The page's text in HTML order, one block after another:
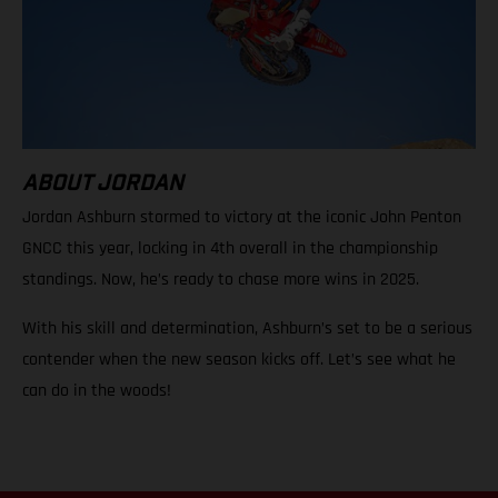
ABOUT JORDAN
Jordan Ashburn stormed to victory at the iconic John Penton
GNCC this year, locking in 4th overall in the championship
standings. Now, he’s ready to chase more wins in 2025.
With his skill and determination, Ashburn’s set to be a serious
contender when the new season kicks off. Let’s see what he
can do in the woods!